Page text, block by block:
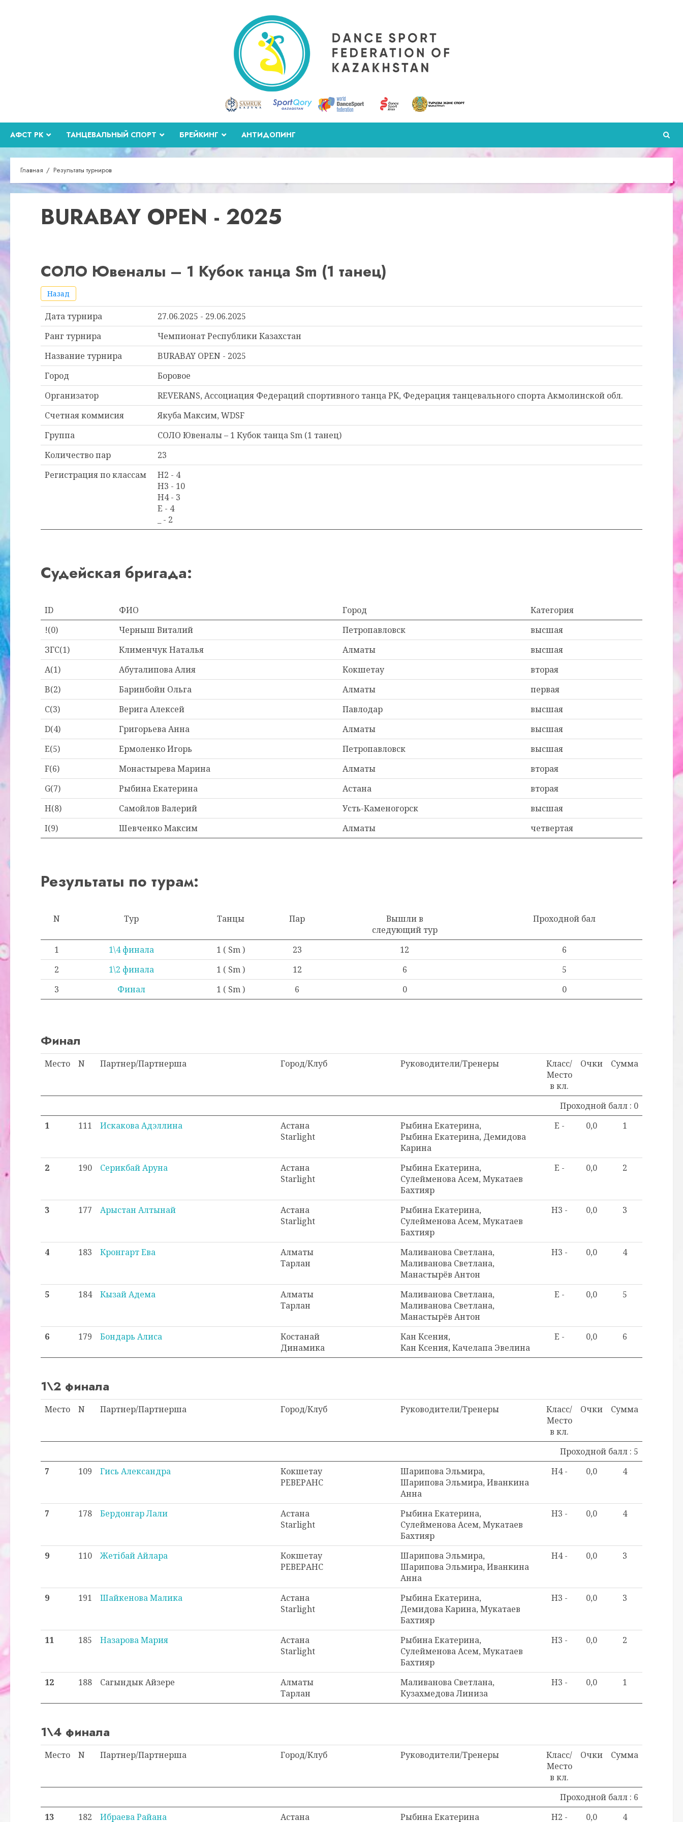
АФСТ РК ТАНЦЕВАЛЬНЫЙ СПОРТ БРЕЙКИНГ АНТИДОПИНГ
Главная Результаты турниров
BURABAY OPEN - 2025
СОЛО Ювеналы – 1 Кубок танца Sm (1 танец)
Назад
Дата турнира
27.06.2025 - 29.06.2025
Ранг турнира
Чемпионат Республики Казахстан
Название турнира
BURABAY OPEN - 2025
Город
Боровое
Организатор
REVERANS, Ассоциация Федераций спортивного танца РК, Федерация танцевального спорта Акмолинской обл.
Счетная коммисия
Якуба Максим, WDSF
Группа
СОЛО Ювеналы – 1 Кубок танца Sm (1 танец)
Количество пар
23
Регистрация по классам
H2 - 4
H3 - 10
H4 - 3
E - 4
_ - 2
Судейская бригада:
ID ФИО Город
Категория
!(0)
Черныш Виталий Петропавловск
высшая
ЗГС(1)
Клименчук Наталья Алматы
высшая
A(1)
Абуталипова Алия Кокшетау
вторая
B(2)
Баринбойн Ольга Алматы
первая
C(3)
Верига Алексей Павлодар
высшая
D(4)
Григорьева Анна Алматы
высшая
E(5)
Ермоленко Игорь Петропавловск
высшая
F(6)
Монастырева Марина Алматы
вторая
G(7)
Рыбина Екатерина Астана
вторая
H(8)
Самойлов Валерий Усть-Каменогорск
высшая
I(9)
Шевченко Максим Алматы четвертая
Результаты по турам:
N Тур Танцы Пар
Вышли в
следующий тур
Проходной бал
1 1\4 финала 1 ( Sm ) 23 12
6
2
1\2 финала 1 ( Sm ) 12 6
5
3
Финал 1 ( Sm ) 6 0 0
Финал
Проходной балл : 0
Место N Партнер/Партнерша Город/Клуб Руководители/Тренеры
Класс/
Место
в кл.
Очки Сумма
1 111 Искакова Адэллина
Астана
Starlight
Рыбина Екатерина,
Рыбина Екатерина, Демидова
Карина
E - 0,0 1
2 190 Серикбай Аруна
Астана
Starlight
Рыбина Екатерина,
Сулейменова Асем, Мукатаев
Бахтияр
E - 0,0 2
3 177 Арыстан Алтынай
Астана
Starlight
Рыбина Екатерина,
Сулейменова Асем, Мукатаев
Бахтияр
H3 - 0,0 3
4 183 Кронгарт Ева
Алматы
Тарлан
Маливанова Светлана,
Маливанова Светлана,
Манастырёв Антон
H3 - 0,0 4
5 184 Кызай Адема
Алматы
Тарлан
Маливанова Светлана,
Маливанова Светлана,
Манастырёв Антон
E - 0,0 5
6 179 Бондарь Алиса
Костанай
Динамика
Кан Ксения,
Кан Ксения, Качелапа Эвелина
E - 0,0 6
1\2 финала
Проходной балл : 5
Место N Партнер/Партнерша Город/Клуб Руководители/Тренеры
Класс/
Место
в кл.
Очки Сумма
7 109 Гись Александра
Кокшетау
РЕВЕРАНС
Шарипова Эльмира,
Шарипова Эльмира, Иванкина
Анна
H4 - 0,0 4
7 178 Бердонгар Лали
Астана
Starlight
Рыбина Екатерина,
Сулейменова Асем, Мукатаев
Бахтияр
H3 - 0,0 4
9 110 Жетібай Айлара
Кокшетау
РЕВЕРАНС
Шарипова Эльмира,
Шарипова Эльмира, Иванкина
Анна
H4 - 0,0 3
9 191 Шайкенова Малика
Астана
Starlight
Рыбина Екатерина,
Демидова Карина, Мукатаев
Бахтияр
H3 - 0,0 3
11 185 Назарова Мария
Астана
Starlight
Рыбина Екатерина,
Сулейменова Асем, Мукатаев
Бахтияр
H3 - 0,0 2
12 188 Сагындык Айзере
Алматы
Тарлан
Маливанова Светлана,
Кузахмедова Линиза
H3 - 0,0 1
1\4 финала
Проходной балл : 6
Место N Партнер/Партнерша Город/Клуб Руководители/Тренеры
Класс/
Место
в кл.
Очки Сумма
13 182 Ибраева Райана Астана Рыбина Екатерина H2 - 0,0 4